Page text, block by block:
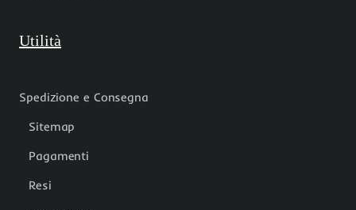
Utilità
Spedizione e Consegna
Sitemap
Pagamenti
Resi